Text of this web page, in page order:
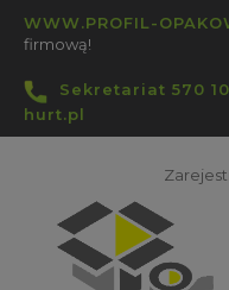
WWW.PROFIL-
firmową!
Sekretariat 570
hurt.pl